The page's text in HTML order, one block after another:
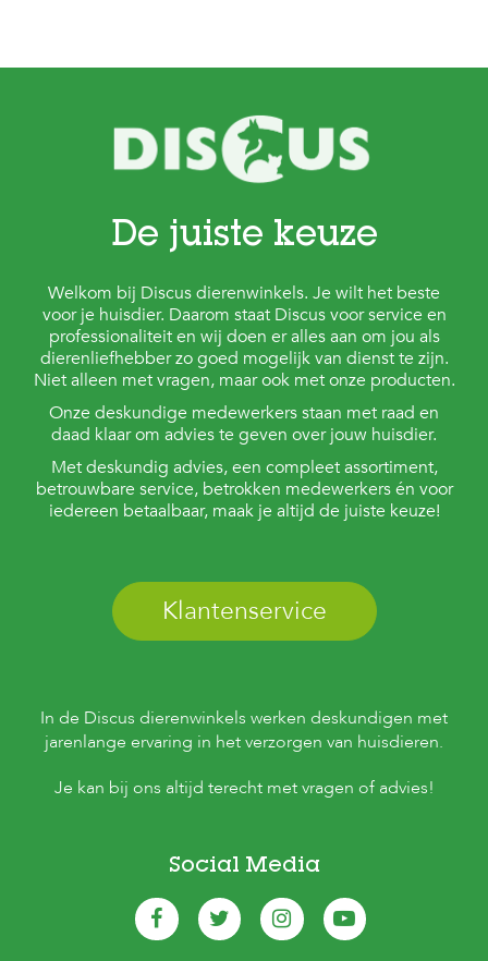
De juiste keuze
Welkom bij Discus dierenwinkels. Je wilt het beste
voor je huisdier. Daarom staat Discus voor service en
professionaliteit en wij doen er alles aan om jou als
dierenliefhebber zo goed mogelijk van dienst te zijn.
Niet alleen met vragen, maar ook met onze producten.
Onze deskundige medewerkers staan met raad en
daad klaar om advies te geven over jouw huisdier.
Met deskundig advies, een compleet assortiment,
betrouwbare service, betrokken medewerkers én voor
iedereen betaalbaar, maak je altijd de juiste keuze!
Klantenservice
In de Discus dierenwinkels werken deskundigen met
jarenlange ervaring in het verzorgen van huisdieren.
Je kan bij ons altijd terecht met vragen of advies!
Social Media